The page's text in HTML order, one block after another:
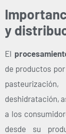
y
El
de productos
deshidratación,
a los
desde su